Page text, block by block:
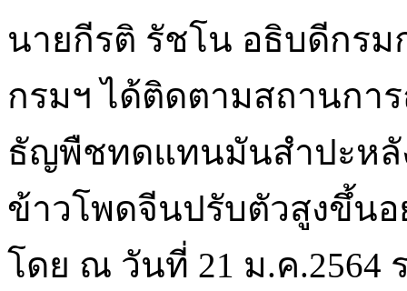
นายกีรติ รัชโน อธิบดีกรม
กรมฯ ได้ติดตามสถานกา
ธัญพืชทดแทนมันสำปะห
ข้าวโพดจีนปรับตัวสูงขึ้นอ
โดย ณ วันที่ 21 ม.ค